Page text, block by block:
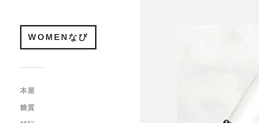
WOMENなび
本屋
糖質